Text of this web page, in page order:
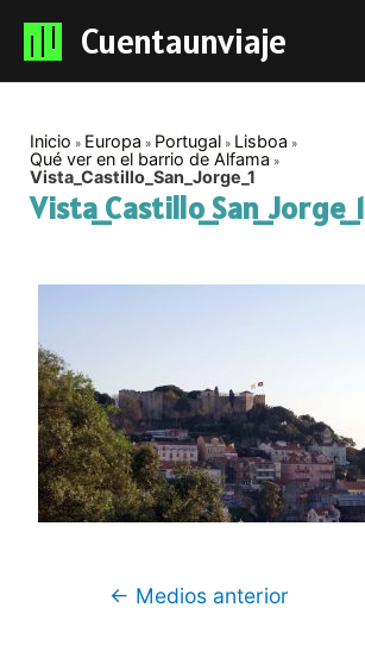
Cuentaunviaje
Inicio Europa Portugal
Lisboa
Qué ver en el barrio de Alfama
Vista_Castillo_San_Jorge_1
Vista_Castillo_San_Jorge_1
Navegación
← Medios anterior